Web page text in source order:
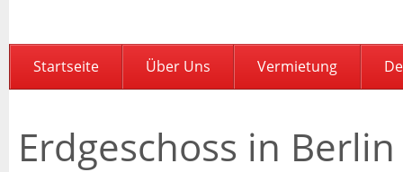
Startseite Über Uns Vermietung
Erdgeschoss in Berlin